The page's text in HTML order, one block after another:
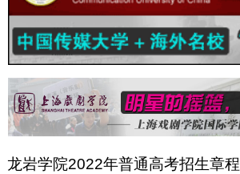
龙岩学院2022年普通高考招生章程